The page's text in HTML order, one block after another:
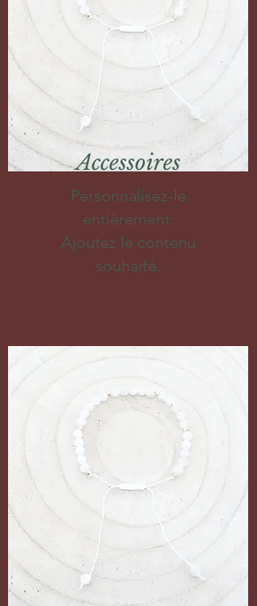
Accessoires
Personnalisez-le
entièrement.
Ajoutez le contenu
souhaité.